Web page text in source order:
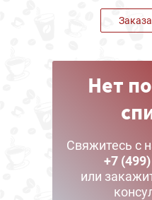
Нет
Свяжитесь с
+7
или